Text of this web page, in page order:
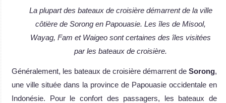
La plupart des bateaux de croisière démarrent de la ville
côtière de Sorong en Papouasie. Les îles de Misool,
Wayag, Fam et Waigeo sont certaines des îles visitées
par les bateaux de croisière.
Généralement, les bateaux de croisière démarrent de Sorong,
une ville située dans la province de Papouasie occidentale en
Indonésie. Pour le confort des passagers, les bateaux de